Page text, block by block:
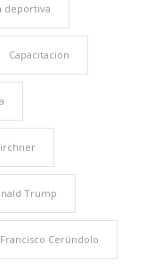
deportiva
Capacitación
Trump
Francisco Cerúndolo